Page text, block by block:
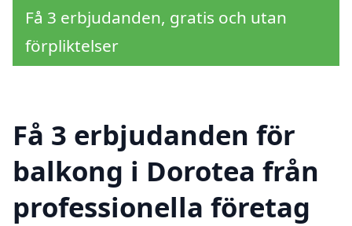
Få 3 erbjudanden, gratis och utan
förpliktelser
Få 3 erbjudanden för
balkong i Dorotea från
professionella företag